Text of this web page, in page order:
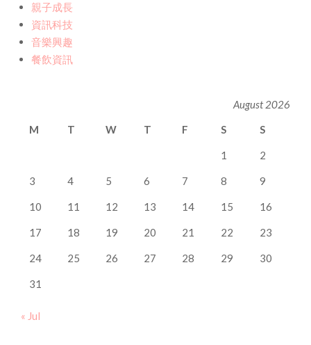
親子成長
資訊科技
音樂興趣
餐飲資訊
August 2026
M
T W T F S S
1 2
3 4 5 6 7 8 9
10 11 12 13 14 15 16
17 18 19 20 21 22 23
24 25 26 27 28 29 30
31
« Jul